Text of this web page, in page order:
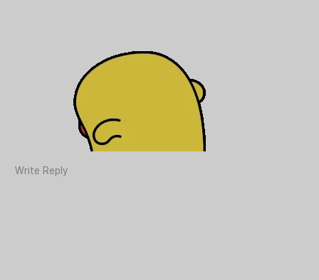
Write Reply